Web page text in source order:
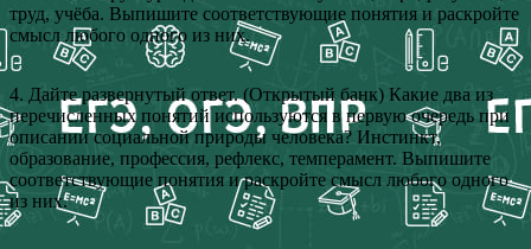
труд, учёба. Выпишите соответствующие понятия и раскройте
смысл любого одного из них.
4. Дайте развернутый ответ. (Открытый банк) Какие два из
перечисленных понятий используются в первую очередь при
описании социальной природы человека? Инстинкт,
образование, профессия, рефлекс, темперамент. Выпишите
соответствующие понятия и раскройте смысл любого одного
из них.